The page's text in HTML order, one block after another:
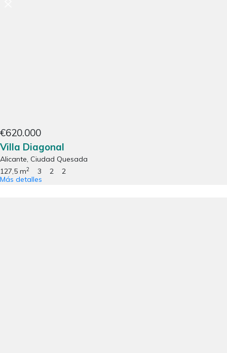
€620.000
Villa Diagonal
Alicante, Ciudad Quesada
127,5 m2 3 2
2
Más detalles